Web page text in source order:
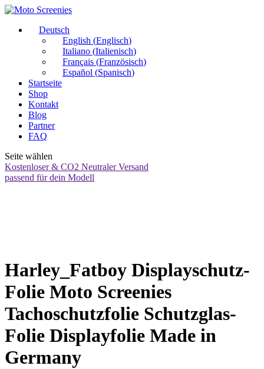
Deutsch
English (Englisch)
Italiano (Italienisch)
Français (Französisch)
Español (Spanisch)
Startseite
Shop
Kontakt
Blog
Partner
FAQ
Seite wählen
Kostenloser & CO2 Neutraler Versand
passend für dein Modell
Harley_Fatboy Displayschutz-
Folie Moto Screenies
Tachoschutzfolie Schutzglas-
Folie Displayfolie Made in
Germany